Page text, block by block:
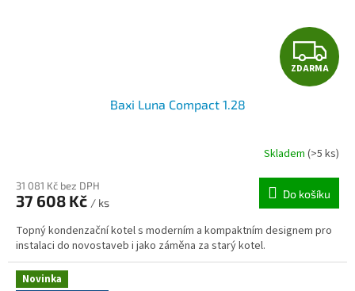
Z
D
R
M
A
ZDARMA
Baxi Luna Compact 1.28
Skladem (>5 ks)
31 081 Kč bez DPH
37 608 Kč / ks
Do košíku
Topný kondenzační kotel s moderním a kompaktním designem pro
instalaci do novostaveb i jako záměna za starý kotel.
Novinka